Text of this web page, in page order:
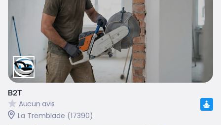
B2T
Aucun avis
La Tremblade (17390)